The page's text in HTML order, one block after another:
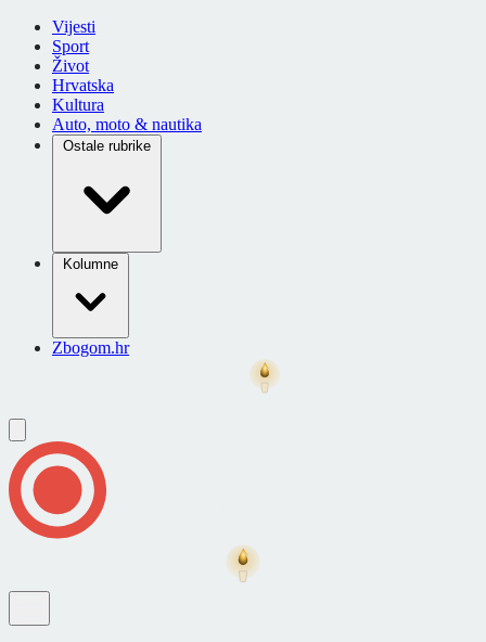
Vijesti
Sport
Život
Hrvatska
Kultura
Auto, moto & nautika
Ostale rubrike
Kolumne
Zbogom.hr